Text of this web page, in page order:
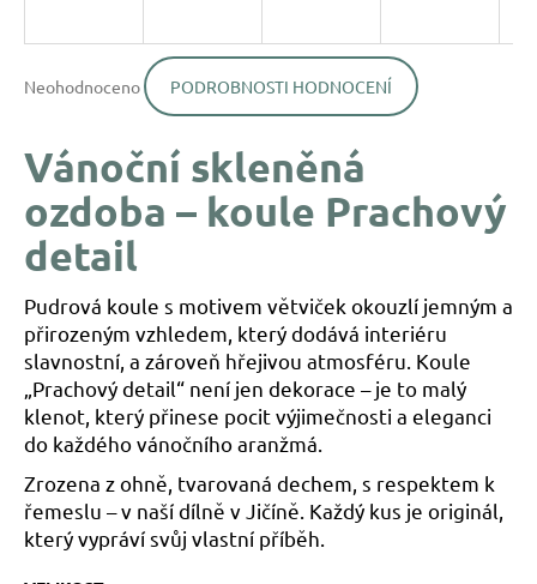
hodnocení
0,0
5
hvězdiček.
Neohodnoceno PODROBNOSTI HODNOCENÍ
Vánoční skleněná
ozdoba – koule Prachový
detail
Pudrová koule s motivem větviček okouzlí jemným a
přirozeným vzhledem, který dodává interiéru
slavnostní, a zároveň hřejivou atmosféru. Koule
„Prachový detail“ není jen dekorace – je to malý
klenot, který přinese pocit výjimečnosti a eleganci
do každého vánočního aranžmá.
Zrozena z ohně, tvarovaná dechem, s respektem k
řemeslu – v naší dílně v Jičíně. Každý kus je originál,
který vypráví svůj vlastní příběh.
í
?
D
o
p
o
r
u
č